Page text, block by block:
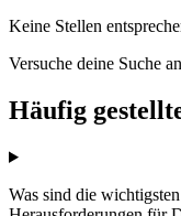
Keine Stellen
Versuche deine Suche
Häufig
Was sind die